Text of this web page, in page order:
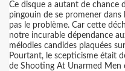
Ce disque a autant de chance
pingouin de se promener dans
pas le problème. Car cette
notre incurable dépendance
mélodies candides plaquées
Pourtant, le scepticisme était
de Shooting At Unarmed Men